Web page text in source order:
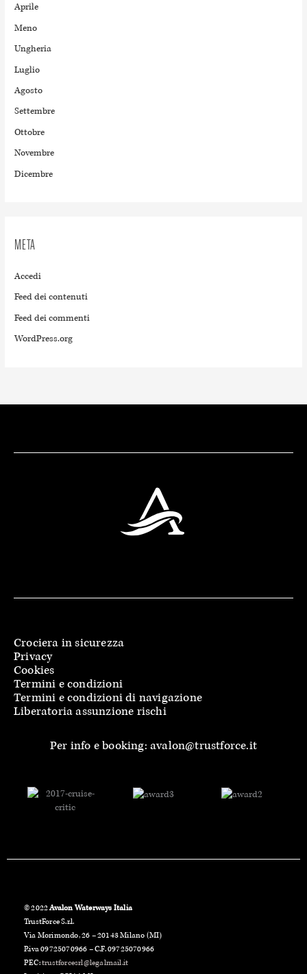
Aprile
Meno
Ungheria
Luglio
Agosto
Settembre
Ottobre
Novembre
Dicembre
META
Accedi
Feed dei contenuti
Feed dei commenti
WordPress.org
Crociera in sicurezza
Privacy
Cookies
Termini e condizioni
Termini e condizioni di navigazione
Liberatoria assunzione rischi
Per info e booking: avalon@trustforce.it
© 2022Avalon Waterways Italia
TrustForce S.r.l.
Via Morimondo, 26 – 20143 Milano (MI)
P.iva 09725070966 – C.F. 09725070966
PEC:trustforcesrl@legalmail.it